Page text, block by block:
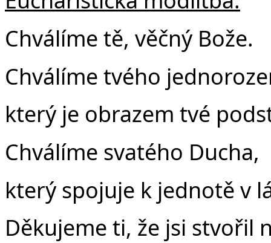
Chválíme tě, věčný Bože.
Chválíme tvého
který je obrazem tvé
Chválíme svatého Ducha,
který spojuje k jednotě v
Děkujeme ti, že jsi stvořil